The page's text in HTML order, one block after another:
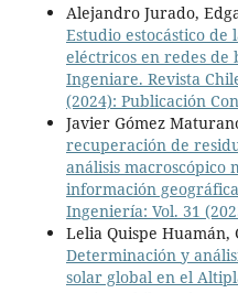
Alejandro Jurado,
Estudio estocástico de
eléctricos en redes de
Ingeniare. Revista
(2024): Publicación
Javier Gómez
recuperación de
análisis macroscópico
información geográfica
Ingeniería: Vol. 31
Lelia Quispe Huamán,
Determinación y
solar global en el